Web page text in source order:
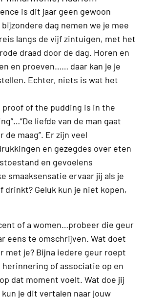
is dit jaar geen gewoon
dag nemen we je mee
langs de vijf zintuigen, met het
draad door de dag. Horen en
en proeven…… daar kan je je
Echter, niets is wat het
proof of the pudding is in the
liefde van de man gaat
de maag”. Er zijn veel
en gezegdes over eten
en gevoelens
smaaksensatie ervaar jij als je
drinkt? Geluk kun je niet kopen,
of a women…probeer die geur
eens te omschrijven. Wat doet
met je? Bijna iedere geur roept
herinnering of associatie op en
dat moment voelt. Wat doe jij
kun je dit vertalen naar jouw